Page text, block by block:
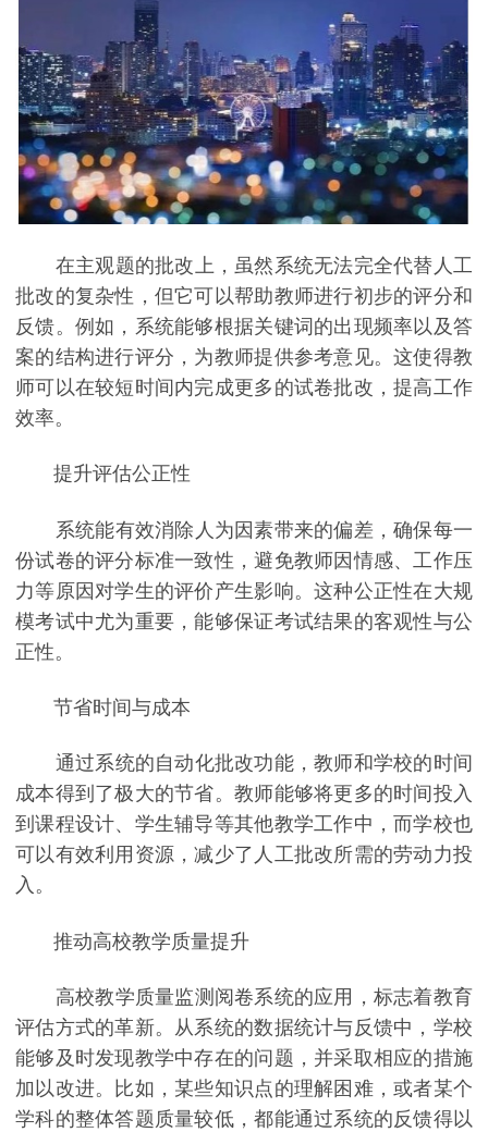
在主观题的批改上，虽然系统无法完全代替人工
批改的复杂性，但它可以帮助教师进行初步的评分和
反馈。例如，系统能够根据关键词的出现频率以及答
案的结构进行评分，为教师提供参考意见。这使得教
师可以在较短时间内完成更多的试卷批改，提高工作
效率。
提升评估公正性
系统能有效消除人为因素带来的偏差，确保每一
份试卷的评分标准一致性，避免教师因情感、工作压
力等原因对学生的评价产生影响。这种公正性在大规
模考试中尤为重要，能够保证考试结果的客观性与公
正性。
节省时间与成本
通过系统的自动化批改功能，教师和学校的时间
成本得到了极大的节省。教师能够将更多的时间投入
到课程设计、学生辅导等其他教学工作中，而学校也
可以有效利用资源，减少了人工批改所需的劳动力投
入。
推动高校教学质量提升
高校教学质量监测阅卷系统的应用，标志着教育
评估方式的革新。从系统的数据统计与反馈中，学校
能够及时发现教学中存在的问题，并采取相应的措施
加以改进。比如，某些知识点的理解困难，或者某个
学科的整体答题质量较低，都能通过系统的反馈得以